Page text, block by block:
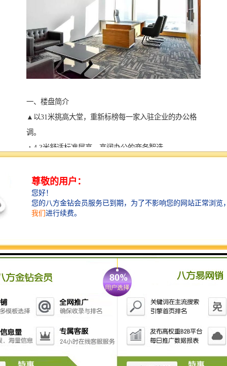
一、楼盘简介
▲以31米挑高大堂，重新标榜每一家入驻企业的办公格
调。
▲4.3米舒适标准层高，高阔办公的商务智选。
不同企业的特空间战略布局。
▲34部全进口三菱写字楼电梯，分区运营，营造更、更
快捷的办公环境。
▲半钢化夹胶双银LOW-E中空玻璃，打造全明、绿色生
▲200米高空，48米宽，3层标准层高的天际观景台，270
度视野俯瞰深圳湾。
▲920个高配置停车位，其中90个为高标准充电车位，商
务泊车更便捷。
▲裙楼30000平方双商业，办公、休闲一步到位。
▲保安值班制度，增强系数，确保商务和纯粹。